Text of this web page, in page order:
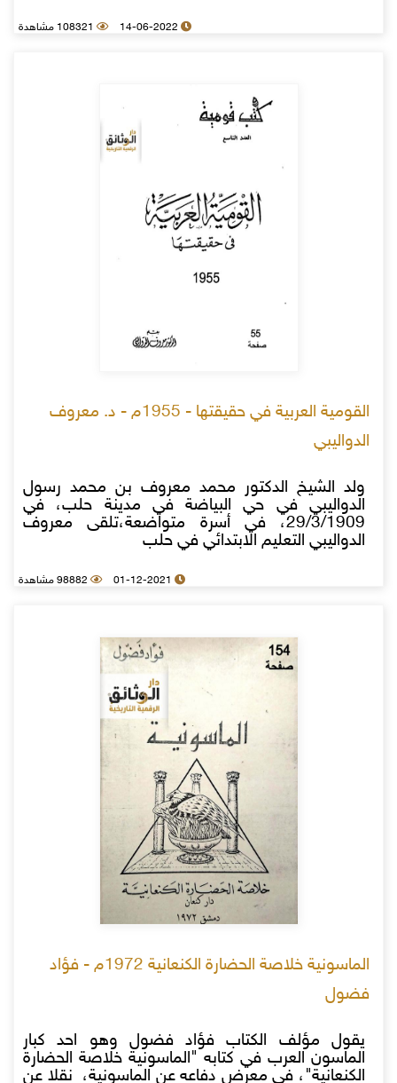
14-06-2022 108321 مشاهدة
القومية العربية في حقيقتها - 1955م - د. معروف
الدواليبي
ولد الشيخ الدكتور محمد معروف بن محمد رسول
الدواليبي في حي البياضة في مدينة حلب، في
29/3/1909، في أسرة متواضعة،تلقى معروف
الدواليبي التعليم الابتدائي في حلب
01-12-2021 98882 مشاهدة
الماسونية خلاصة الحضارة الكنعانية 1972م - فؤاد
فضول
يقول مؤلف الكتاب فؤاد فضول وهو احد كبار
الماسون العرب في كتابه "الماسونية خلاصة الحضارة
الكنعانية"، في معرض دفاعه عن الماسونية، نقلا عن